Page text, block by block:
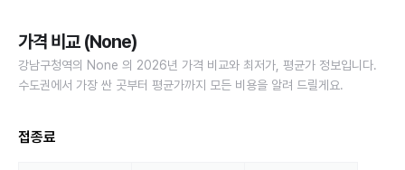
가격 비교 (None)
강남구청역의 None 의 2026년 가격 비교와 최저가, 평균가 정보입니다.
수도권에서 가장 싼 곳부터 평균가까지 모든 비용을 알려 드릴게요.
접종료